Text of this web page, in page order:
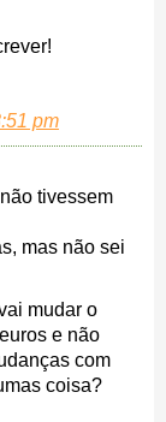
pm
tivessem
mas não sei
mudar o
e não
com
coisa?